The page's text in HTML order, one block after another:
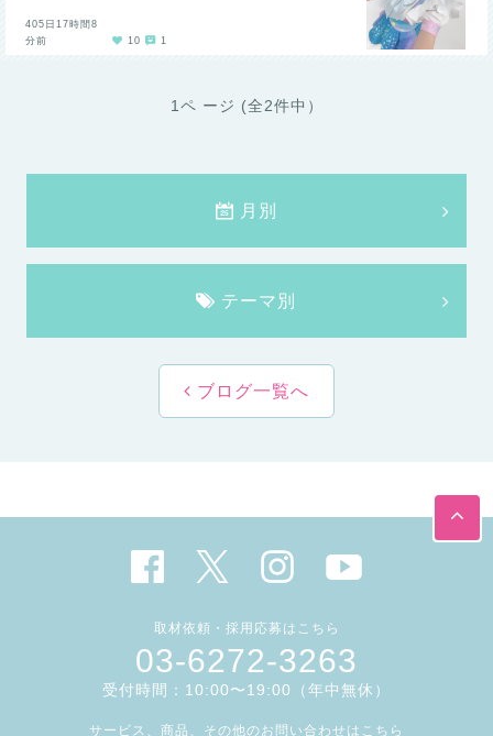
405日17時間8
分前
10 1
1ペ ージ (全2件中）
月別
テーマ別
ブログ一覧へ
取材依頼・採用応募はこちら
03-6272-3263
受付時間：10:00〜19:00（年中無休）
サービス、商品、その他のお問い合わせはこちら